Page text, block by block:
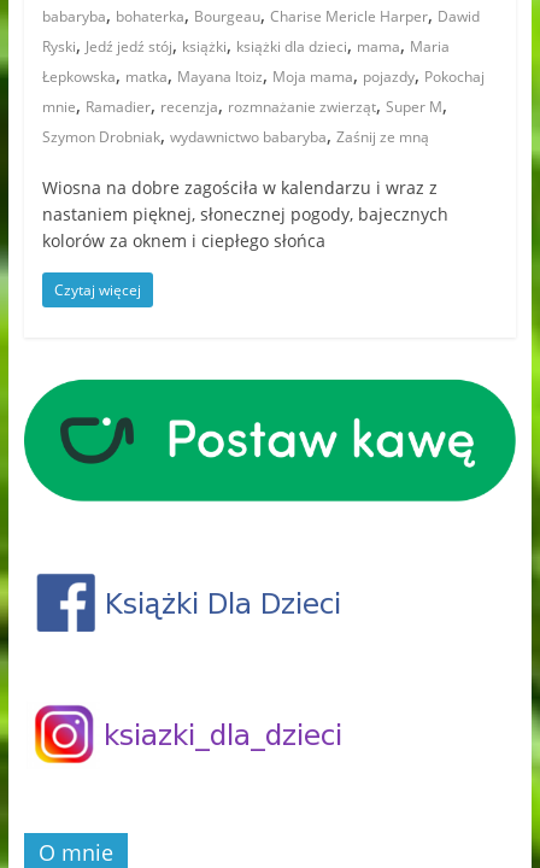
babaryba, bohaterka, Bourgeau, Charise Mericle Harper, Dawid
Ryski, Jedź jedź stój, książki, książki dla dzieci, mama, Maria
Łepkowska, matka, Mayana Itoiz, Moja mama, pojazdy, Pokochaj
mnie, Ramadier, recenzja, rozmnażanie zwierząt, Super M,
Szymon Drobniak, wydawnictwo babaryba, Zaśnij ze mną
Wiosna na dobre zagościła w kalendarzu i wraz z
nastaniem pięknej, słonecznej pogody, bajecznych
kolorów za oknem i ciepłego słońca
Czytaj więcej
O mnie